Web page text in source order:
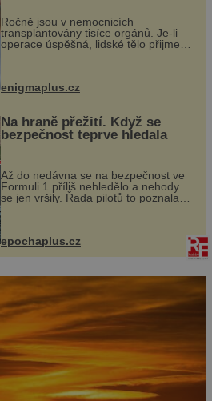
Ročně jsou v nemocnicích
transplantovány tisíce orgánů. Je-li
operace úspěšná, lidské tělo přijme
enigmaplus.cz
Na hraně přežití. Když se
bezpečnost teprve hledala
Až do nedávna se na bezpečnost ve
Formuli 1 příliš nehledělo a nehody
se jen vršily. Řada pilotů to poznala
epochaplus.cz